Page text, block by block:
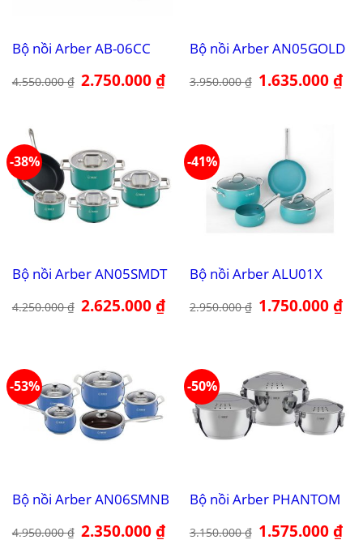
Bộ nồi Arber AB-06CC
4.550.000₫ Giá
gốc
2.750.000₫Giá
hiện
Bộ nồi Arber AN05GOLD
3.950.000₫ Giá
gốc
1.635.000₫Giá
-38%
Bộ nồi Arber AN05SMDT
4.250.000₫ Giá
gốc
2.625.000₫Giá
hiện
-41%
Bộ nồi Arber ALU01X
2.950.000₫ Giá
gốc
1.750.000₫Giá
-53%
Bộ nồi Arber AN06SMNB
4.950.000₫ Giá
2.350.000₫Giá
-50%
Bộ nồi Arber PHANTOM
3.150.000₫ Giá
1.575.000₫Giá